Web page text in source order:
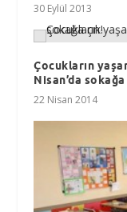
30 Eylül 2013
Çocukların
Nisan’da sokağa
22 Nisan 2014